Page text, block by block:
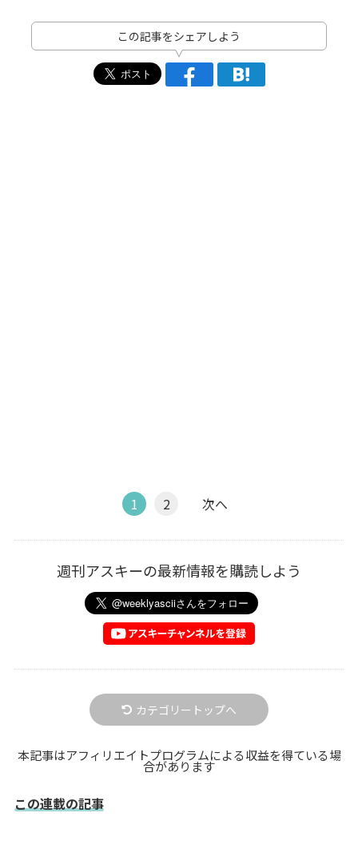
この記事をシェアしよう
1 2 次へ
週刊アスキーの最新情報を購読しよう
カテゴリートップへ
本記事はアフィリエイトプログラムによる収益を得ている場
合があります
この連載の記事